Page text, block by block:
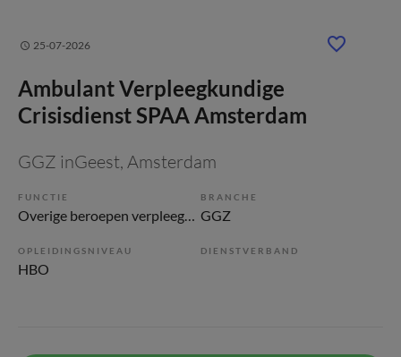
25-07-2026
Ambulant Verpleegkundige
Crisisdienst SPAA Amsterdam
GGZ inGeest, Amsterdam
FUNCTIE BRANCHE
GGZ
OPLEIDINGSNIVEAU
HBO
DIENSTVERBAND